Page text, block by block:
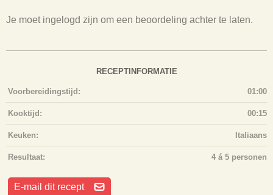
Je moet ingelogd zijn om een beoordeling achter te laten.
RECEPTINFORMATIE
Voorbereidingstijd: 01:00
Kooktijd: 00:15
Keuken: Italiaans
Resultaat: 4 á 5 personen
E-mail dit recept